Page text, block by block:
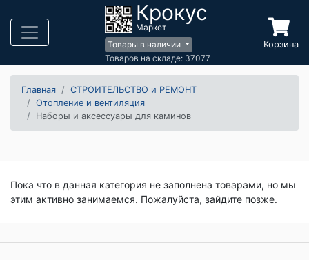
Крокус
Маркет
Товары в наличии
Товаров на складе: 37077
Корзина
Главная
СТРОИТЕЛЬСТВО и РЕМОНТ
Отопление и вентиляция
Наборы и аксессуары для каминов
Пока что в данная категория не заполнена товарами, но мы
этим активно занимаемся. Пожалуйста, зайдите позже.